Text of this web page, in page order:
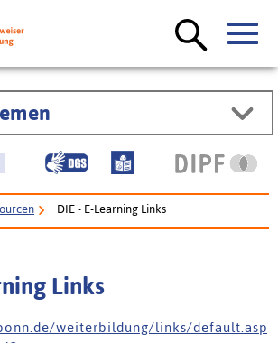
DIE - E-Learning Links
Links
n n . d e / w e i t e r b i l d u n g / l i n k s / d e f a u l t . a s p